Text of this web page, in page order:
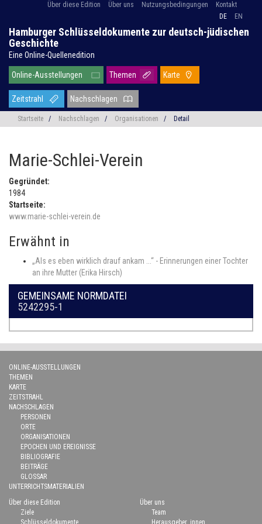
Über diese Edition Über uns Nutzungsbedingungen
Kontakt
DE
EN
Hamburger Schlüsseldokumente zur deutsch-jüdischen
Geschichte
Eine Online-Quellenedition
Online-Ausstellungen Themen Karte
Zeitstrahl Nachschlagen
Startseite / Nachschlagen / Organisationen / Detail
Marie-Schlei-Verein
Gegründet:
1984
Startseite:
www.marie-schlei-verein.de
Erwähnt in
„Als es eben wirklich drauf ankam ...“ - Erinnerungen einer Tochter
an ihre Mutter (Erika Hirsch)
GEMEINSAME NORMDATEI
5242295-1
ONLINE-AUSSTELLUNGEN
THEMEN
KARTE
ZEITSTRAHL
NACHSCHLAGEN
PERSONEN
ORTE
ORGANISATIONEN
EPOCHEN UND EREIGNISSE
BIBLIOGRAFIE
BEITRÄGE
GLOSSAR
UNTERRICHTSMATERIALIEN
Über diese Edition
Ziele
Schlüsseldokumente
Über uns
Team
Herausgeber_innen